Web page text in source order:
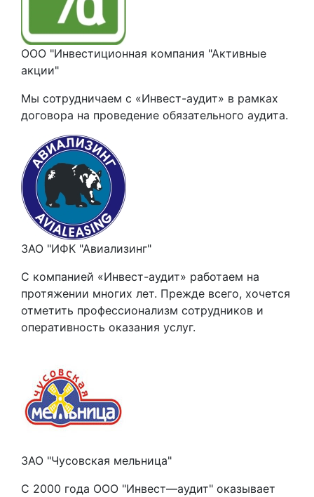
ООО "Инвестиционная компания "Активные
акции"
Мы сотрудничаем с «Инвест-аудит» в рамках
договора на проведение обязательного аудита.
ЗАО "ИФК "Авиализинг"
С компанией «Инвест-аудит» работаем на
протяжении многих лет. Прежде всего, хочется
отметить профессионализм сотрудников и
оперативность оказания услуг.
ЗАО "Чусовская мельница"
С 2000 года ООО "Инвест—аудит" оказывает